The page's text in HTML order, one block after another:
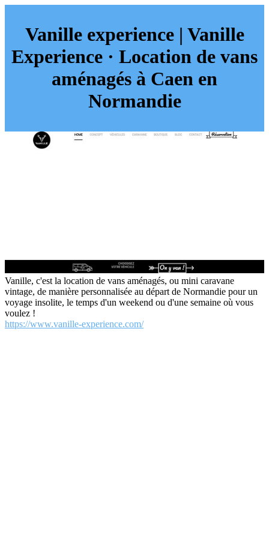
Vanille experience | Vanille
Experience · Location de vans
aménagés à Caen en
Normandie
Vanille, c'est la location de vans aménagés, ou mini caravane
vintage, de manière personnalisée au départ de Normandie pour un
voyage insolite, le temps d'un weekend ou d'une semaine où vous
voulez !
https://www.vanille-experience.com/